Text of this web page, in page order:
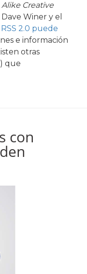
Creative
Winer y el
RSS 2.0 puede
e información
otras
que
con